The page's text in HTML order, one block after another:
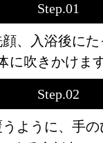
Step.01
、入浴後に
に吹きかけます
Step.02
ように、手の